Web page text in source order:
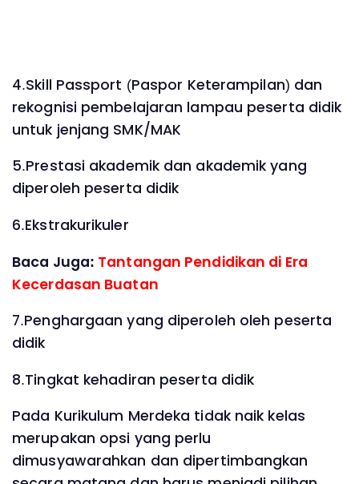
4.Skill Passport (Paspor Keterampilan) dan
rekognisi pembelajaran lampau peserta didik
untuk jenjang SMK/MAK
5.Prestasi akademik dan akademik yang
diperoleh peserta didik
6.Ekstrakurikuler
Baca Juga: Tantangan Pendidikan di Era
Kecerdasan Buatan
7.Penghargaan yang diperoleh oleh peserta
didik
8.Tingkat kehadiran peserta didik
Pada Kurikulum Merdeka tidak naik kelas
merupakan opsi yang perlu
dimusyawarahkan dan dipertimbangkan